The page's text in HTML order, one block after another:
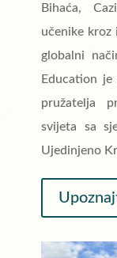
Bihaća,
učenike kroz
globalni
Education
pružatelja
svijeta sa
Ujedinjeno